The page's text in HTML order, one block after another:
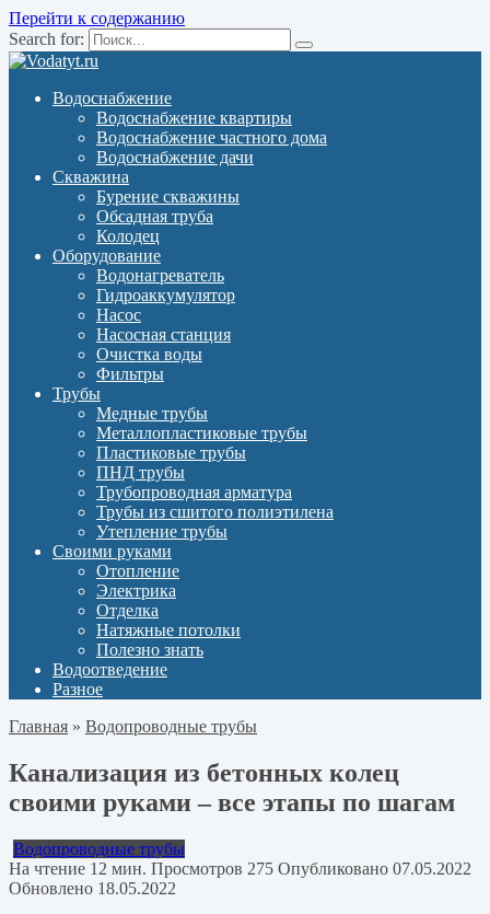
Перейти к содержанию
Search for:
Водоснабжение
Водоснабжение квартиры
Водоснабжение частного дома
Водоснабжение дачи
Скважина
Бурение скважины
Обсадная труба
Колодец
Оборудование
Водонагреватель
Гидроаккумулятор
Насос
Насосная станция
Очистка воды
Фильтры
Трубы
Медные трубы
Металлопластиковые трубы
Пластиковые трубы
ПНД трубы
Трубопроводная арматура
Трубы из сшитого полиэтилена
Утепление трубы
Своими руками
Отопление
Электрика
Отделка
Натяжные потолки
Полезно знать
Водоотведение
Разное
Главная » Водопроводные трубы
Канализация из бетонных колец
своими руками – все этапы по шагам
Водопроводные трубы
На чтение 12 мин. Просмотров 275 Опубликовано 07.05.2022
Обновлено 18.05.2022